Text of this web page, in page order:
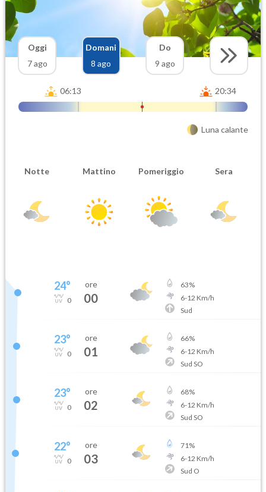
Oggi
7 ago
Domani
8 ago
Do
9 ago
06:13 20:34
Luna calante
Notte Mattino Pomeriggio Sera
24°
0
ore
00
63%
6-12 Km/h
Sud
23°
0
ore
01
66%
6-12 Km/h
Sud SO
23°
0
ore
02
68%
6-12 Km/h
Sud SO
22°
0
ore
03
71%
6-12 Km/h
Sud O